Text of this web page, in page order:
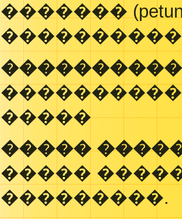
�������
�����
�����
�����
���������.